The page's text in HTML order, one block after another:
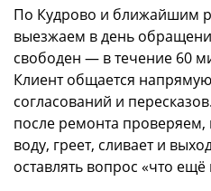
По Кудрово и ближайшим
выезжаем в день
свободен — в течение 60
Клиент общается
согласований и
после ремонта
воду, греет, сливает и
оставлять вопрос «что